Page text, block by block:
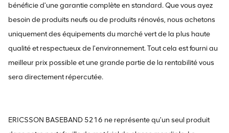
bénéficie d'une garantie complète en standard. Que vous ayez
besoin de produits neufs ou de produits rénovés, nous achetons
uniquement des équipements du marché vert de la plus haute
qualité et respectueux de l'environnement. Tout cela est fourni au
meilleur prix possible et une grande partie de la rentabilité vous
sera directement répercutée.
ERICSSON BASEBAND 5216 ne représente qu'un seul produit